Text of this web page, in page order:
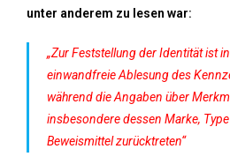
unter anderem zu lesen war:
„Zur Feststellung der Identität ist
einwandfreie Ablesung des
während die Angaben über
insbesondere dessen Marke,
Beweismittel zurücktreten“